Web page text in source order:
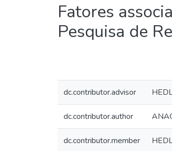
Fatores
Pesquisa de
dc.contributor.advisor
dc.contributor.author
dc.contributor.member